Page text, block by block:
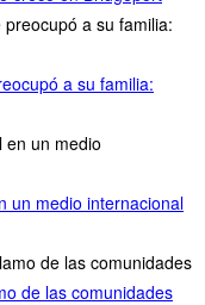
a su familia:
un medio internacional
de las comunidades